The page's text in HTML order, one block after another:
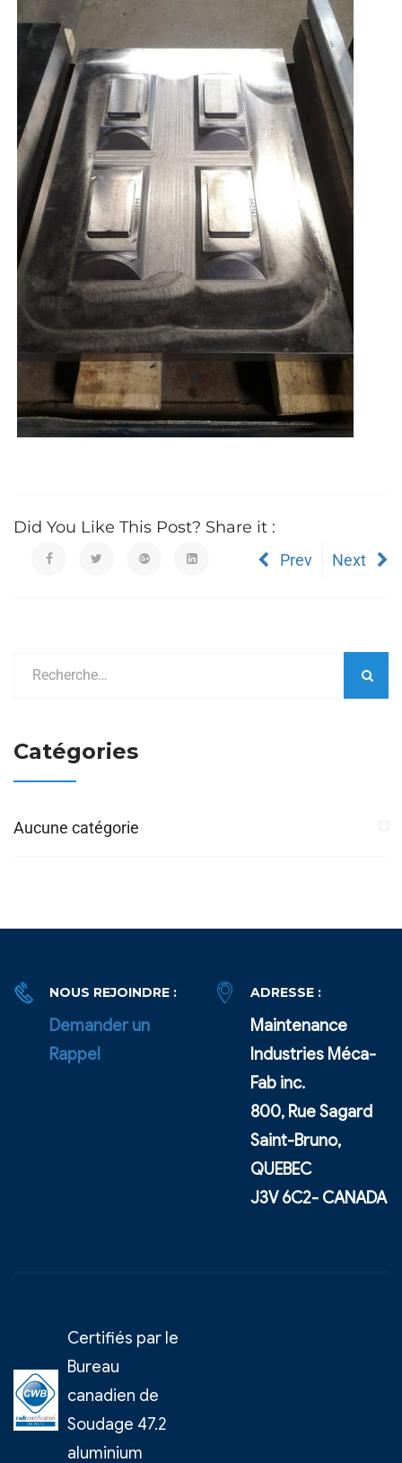
Did You Like This Post? Share it :
Prev Next
Catégories
Aucune catégorie
NOUS REJOINDRE :
Demander un
Rappel
ADRESSE :
Maintenance
Industries Méca-
Fab inc.
800, Rue Sagard
Saint-Bruno,
QUEBEC
J3V 6C2- CANADA
Certifiés par le
Bureau
canadien de
Soudage 47.2
aluminium